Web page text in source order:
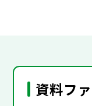
資料フ